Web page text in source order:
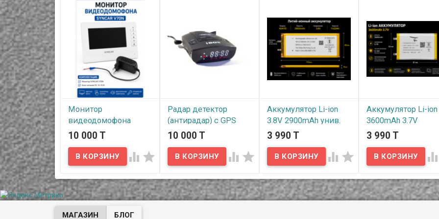
Монитор
видеодомофона
SYNCAR V70N с
В наличии
Комплект не включает:
Вызывную панель. Крепеж
и монтажные элементы.
10 000 T
 
Радар детектор
(антирадар) с GPS
информером, IBOX
В наличии
Представляем вашему
вниманию б/у радар
детектор с GPS
информером, способный
10 000 T
 
Аккумулятор Li-ion
3.8V 2900mAh унив.
для разных
113*40*4мм
Аккумулятор Li-ion 3.8V
2900mAh унив. для разных
устройств 113*40*4
3 990 T
 
Аккумулятор Li-ion
3600mAh 3.7V
81×53×5 мм унив.
В наличии
аккумулятор Li-ion 3.7V
3600mAh унив. для
устройств 81*53*5мм
3 990 T

МАГАЗИН БЛОГ